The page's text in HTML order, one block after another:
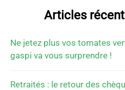
Articles
Ne jetez plus vos tomates
gaspi va vous surprendre !
Retraités : le retour des